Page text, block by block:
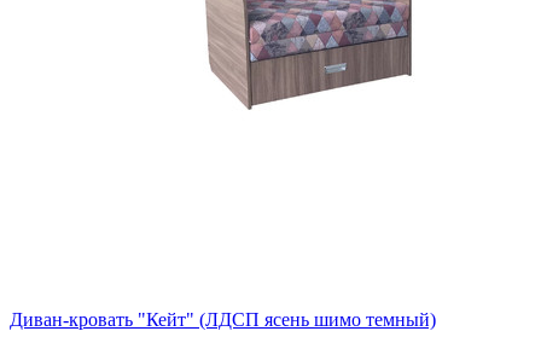
Диван-кровать "Кейт" (ЛДСП ясень шимо темный)